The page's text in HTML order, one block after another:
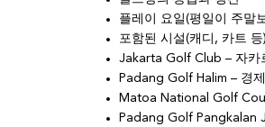
플레이 요일(평일이 주말
포함된 시설(캐디, 카트 등)
Jakarta Golf Club – 자카
Padang Golf Halim – 경
Matoa National Golf
Padang Golf Pangkalan